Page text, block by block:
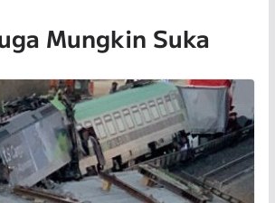
Mungkin Suka